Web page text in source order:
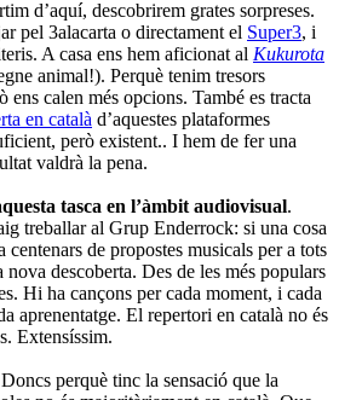
d’aquí, descobrirem grates sorpreses.
pel 3alacarta o directament el Super3, i
A casa ens hem aficionat al Kukurota
animal!). Perquè tenim tresors
ens calen més opcions. També es tracta
en català d’aquestes plataformes
però existent.. I hem de fer una
valdrà la pena.
tasca en l’àmbit audiovisual.
treballar al Grup Enderrock: si una cosa
centenars de propostes musicals per a tots
nova descoberta. Des de les més populars
Hi ha cançons per cada moment, i cada
aprenentatge. El repertori en català no és
Extensíssim.
Doncs perquè tinc la sensació que la